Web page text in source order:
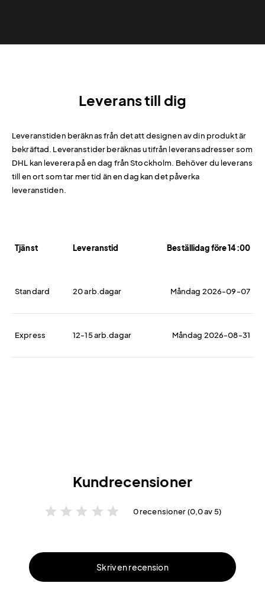
Leverans till dig
Leveranstiden beräknas från det att designen av din produkt är
bekräftad. Leveranstider beräknas utifrån leveransadresser som
DHL kan leverera på en dag från Stockholm. Behöver du leverans
till en ort som tar mer tid än en dag kan det påverka
leveranstiden.
Tjänst Leveranstid Beställidag före 14:00
Standard 20 arb.dagar Måndag 2026-09-07
Express 12-15 arb.dagar Måndag 2026-08-31
Kundrecensioner
star star star star star 0 recensioner (0,0 av 5)
Skriv en recension